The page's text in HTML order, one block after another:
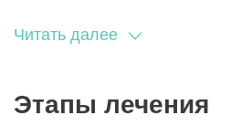
Сеансы гипноза приведут к
Находясь в состоянии
состоянии частичного или
Читать далее
Этапы лечения